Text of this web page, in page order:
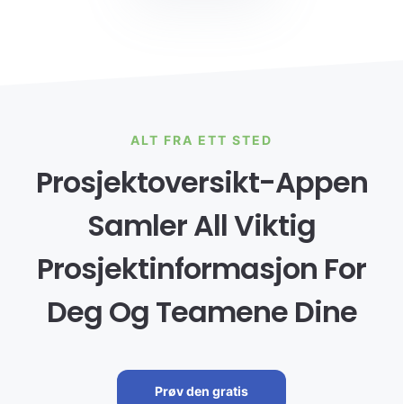
ALT FRA ETT STED
Prosjektoversikt-Appen
Samler All Viktig
Prosjektinformasjon For
Deg Og Teamene Dine
Prøv den gratis